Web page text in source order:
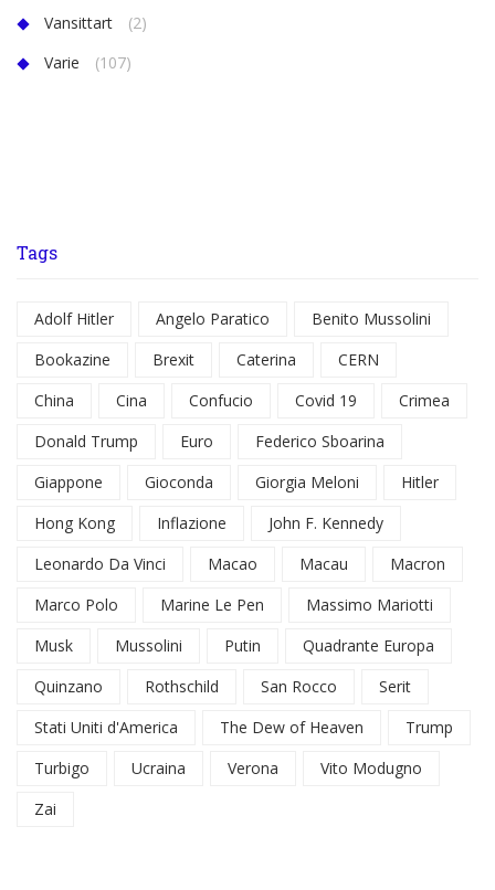
Vansittart
(2)
Varie
(107)
Tags
Adolf Hitler Angelo Paratico
Benito Mussolini
Bookazine
Brexit Caterina
CERN
China
Cina Confucio Covid 19
Crimea
Donald Trump
Euro
Federico Sboarina
Giappone
Gioconda Giorgia Meloni
Hitler
Hong Kong
Inflazione
John F. Kennedy
Leonardo Da Vinci
Macao Macau
Macron
Marco Polo
Marine Le Pen
Massimo Mariotti
Musk
Mussolini Putin
Quadrante Europa
Quinzano
Rothschild San Rocco
Serit
Stati Uniti d'America
The Dew of Heaven
Trump
Turbigo
Ucraina Verona
Vito Modugno
Zai